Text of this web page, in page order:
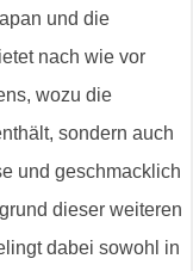
und die
nach wie vor
wozu die
sondern auch
und geschmacklich
dieser weiteren
dabei sowohl in